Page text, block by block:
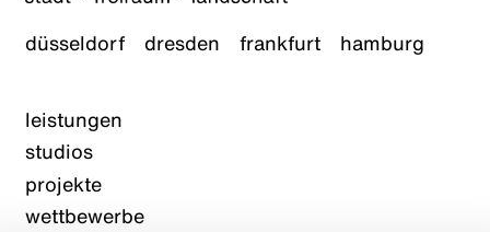
düsseldorf dresden frankfurt hamburg
leistungen
studios
projekte
wettbewerbe